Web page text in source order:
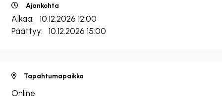
Ajankohta
Alkaa: 10.12.2026 12:00
Päättyy: 10.12.2026 15:00
Tapahtumapaikka
Online